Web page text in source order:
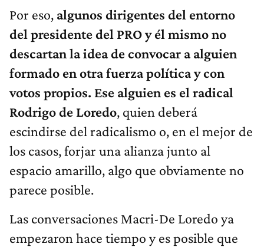
Por eso, algunos dirigentes del entorno
del presidente del PRO y él mismo no
descartan la idea de convocar a alguien
formado en otra fuerza política y con
votos propios. Ese alguien es el radical
Rodrigo de Loredo, quien deberá
escindirse del radicalismo o, en el mejor de
los casos, forjar una alianza junto al
espacio amarillo, algo que obviamente no
parece posible.
Las conversaciones Macri-De Loredo ya
empezaron hace tiempo y es posible que